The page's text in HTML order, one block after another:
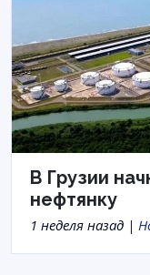
В Грузии
нефтянку
1 неделя назад |